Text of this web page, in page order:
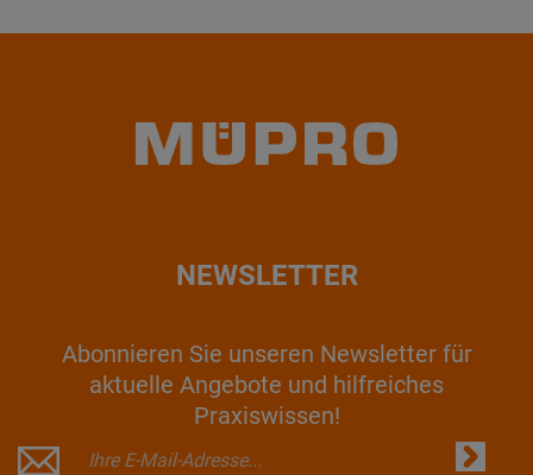
NEWSLETTER
Abonnieren Sie unseren Newsletter für
aktuelle Angebote und hilfreiches
Praxiswissen!